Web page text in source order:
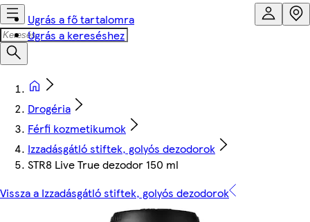
Ugrás a fő tartalomra
Ugrás a kereséshez
Drogéria
Férfi kozmetikumok
Izzadásgátló stiftek, golyós dezodorok
STR8 Live True dezodor 150 ml
Vissza a Izzadásgátló stiftek, golyós dezodorok